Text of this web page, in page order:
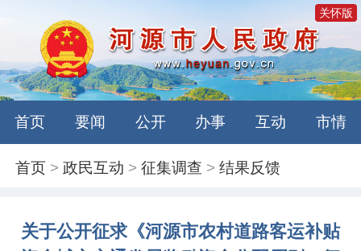
关怀版
首页 要闻 公开 办事 互动 市情
首页 >政民互动 >征集调查 >结果反馈
关于公开征求《河源市农村道路客运补贴